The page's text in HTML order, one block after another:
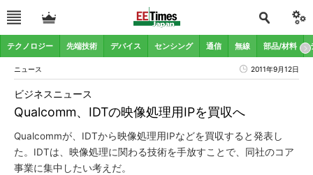
テクノロジー 先端技術 デバイス センシング 通信 無線 部品/材料
ニュース 2011年9月12日
Qualcomm、IDTの映像処理用IPを買収へ
ビジネスニュース
Qualcommが、IDTから映像処理用IPなどを買収すると発表し
た。IDTは、映像処理に関わる技術を手放すことで、同社のコア
事業に集中したい考えだ。